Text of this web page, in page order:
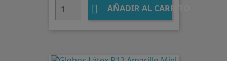
 AÑADIR AL CARRITO